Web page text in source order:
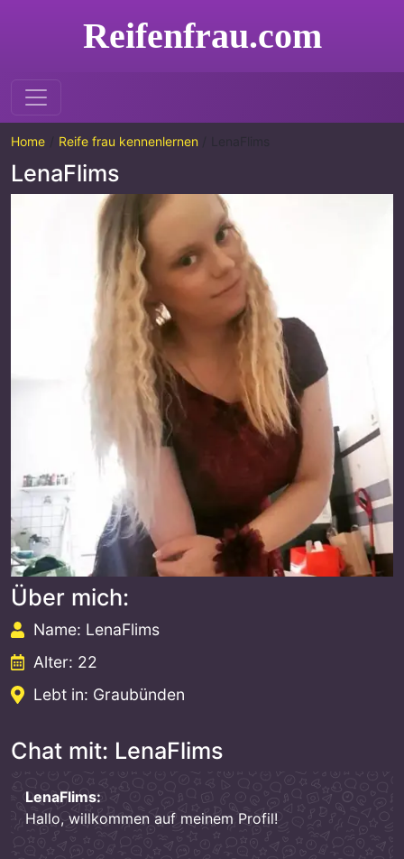
Reifenfrau.com
Home Reife frau kennenlernen
LenaFlims
Über mich:
Name: LenaFlims
Alter: 22
Lebt in: Graubünden
Chat mit: LenaFlims
LenaFlims:
Hallo, willkommen auf meinem Profil!